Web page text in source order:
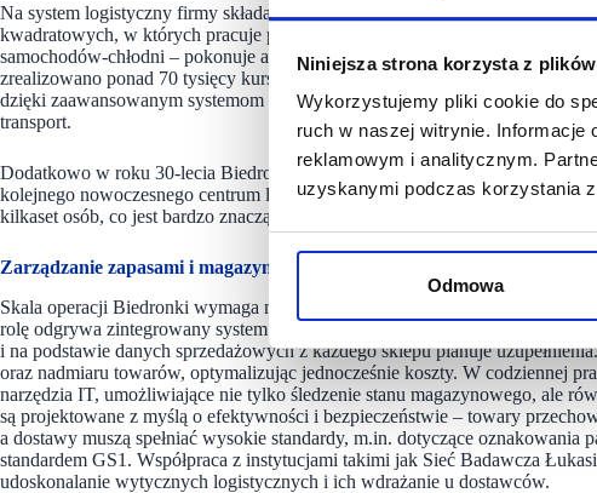
Niniejsza strona korzysta z
Wykorzystujemy pliki cookie do
ruch w naszej witrynie. Informacje
reklamowym i analitycznym.
uzyskanymi podczas korzystania z
Odmowa
Na system logistyczny firmy składa się 17 centrów dystrybucyjnych o
kwadratowych, w których pracuje ponad 8300 osób. Rocznie flota Biedronki
samochodów-chłodni – pokonuje aż 184,3 miliona kilometrów, dostarczając
zrealizowano ponad 70 tysięcy kursów, co przekłada się na średnio 15,3
dzięki zaawansowanym systemom informatycznym, które pozwalają
transport.
Dodatkowo w roku 30-lecia Biedronki w Polsce, aby jeszcze lepiej
kolejnego nowoczesnego centrum logistycznego, tym razem w Sokołowie
kilkaset osób, co jest bardzo znaczącą liczbą dla lokalnej społeczności.
Zarządzanie zapasami i magazynowanie – precyzja i technologia
Skala operacji Biedronki wymaga nie tylko ogromnej powierzchni
rolę odgrywa zintegrowany system zarządzania zapasami, który w czasie
i na podstawie danych sprzedażowych z każdego sklepu planuje
oraz nadmiaru towarów, optymalizując jednocześnie koszty. W codziennej
narzędzia IT, umożliwiające nie tylko śledzenie stanu magazynowego, ale
są projektowane z myślą o efektywności i bezpieczeństwie – towary
a dostawy muszą spełniać wysokie standardy, m.in. dotyczące
standardem GS1. Współpraca z instytucjami takimi jak Sieć Badawcza
udoskonalanie wytycznych logistycznych i ich wdrażanie u dostawców.